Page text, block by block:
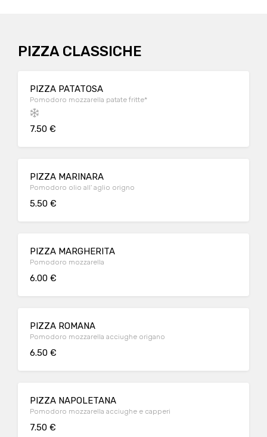
PIZZA CLASSICHE
PIZZA PATATOSA
Pomodoro mozzarella patate fritte*
7.50 €
PIZZA MARINARA
Pomodoro olio all' aglio origno
5.50 €
PIZZA MARGHERITA
Pomodoro mozzarella
6.00 €
PIZZA ROMANA
Pomodoro mozzarella acciughe origano
6.50 €
PIZZA NAPOLETANA
Pomodoro mozzarella acciughe e capperi
7.50 €